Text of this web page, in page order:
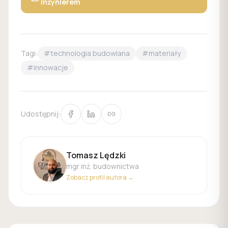
Tagi: #technologia budowlana #materiały
#innowacje
Udostępnij:
Tomasz Lędzki
mgr inż. budownictwa
Zobacz profil autora →